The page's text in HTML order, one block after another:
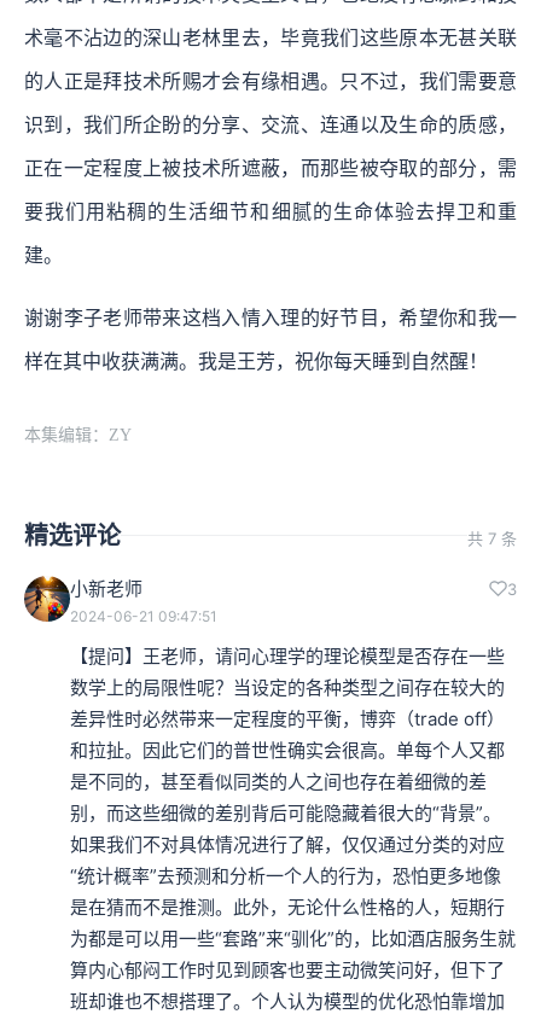
术毫不沾边的深山老林里去，毕竟我们这些原本无甚关联
的人正是拜技术所赐才会有缘相遇。 只不过，我们需要意
识到，我们所企盼的分享、交流、连通以及生命的质感，
正在一定程度上被技术所遮蔽，而那些被夺取的部分，需
要我们用粘稠的生活细节和细腻的生命体验去捍卫和重
建。
谢谢李子老师带来这档入情入理的好节目，希望你和我一
样在其中收获满满。我是王芳，祝你每天睡到自然醒！
本集编辑：ZY
精选评论 共 7 条
小新老师 3
2024-06-21 09:47:51
【提问】王老师，请问心理学的理论模型是否存在一些
数学上的局限性呢？当设定的各种类型之间存在较大的
差异性时必然带来一定程度的平衡，博弈（trade off）
和拉扯。因此它们的普世性确实会很高。单每个人又都
是不同的，甚至看似同类的人之间也存在着细微的差
别，而这些细微的差别背后可能隐藏着很大的“背景”。
如果我们不对具体情况进行了解，仅仅通过分类的对应
“统计概率”去预测和分析一个人的行为，恐怕更多地像
是在猜而不是推测。此外，无论什么性格的人，短期行
为都是可以用一些“套路”来“驯化”的，比如酒店服务生就
算内心郁闷工作时见到顾客也要主动微笑问好，但下了
班却谁也不想搭理了。个人认为模型的优化恐怕靠增加